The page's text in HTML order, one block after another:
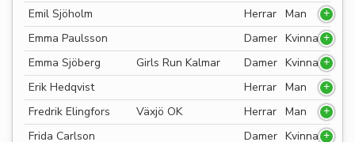
Emil Sjöholm
Herrar Man
Emma Paulsson
Damer Kvinna
Emma Sjöberg
Girls Run Kalmar Damer Kvinna
Erik Hedqvist
Herrar Man
Fredrik Elingfors
Växjö OK Herrar Man
Frida Carlson
Damer Kvinna